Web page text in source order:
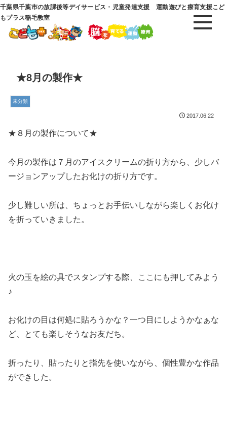
千葉県千葉市の放課後等デイサービス・児童発達支援 運動遊びと療育支援こど
もプラス稲毛教室
★8月の製作★
未分類
2017.06.22
★８月の製作について★
今月の製作は７月のアイスクリームの折り方から、少しバ
ージョンアップしたお化けの折り方です。
少し難しい所は、ちょっとお手伝いしながら楽しくお化け
を折っていきました。
火の玉を絵の具でスタンプする際、ここにも押してみよう
♪
お化けの目は何処に貼ろうかな？一つ目にしようかなぁな
ど、とても楽しそうなお友だち。
折ったり、貼ったりと指先を使いながら、個性豊かな作品
ができした。